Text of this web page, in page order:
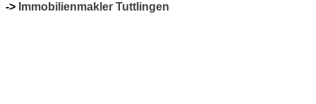
-> Immobilienmakler Tuttlingen